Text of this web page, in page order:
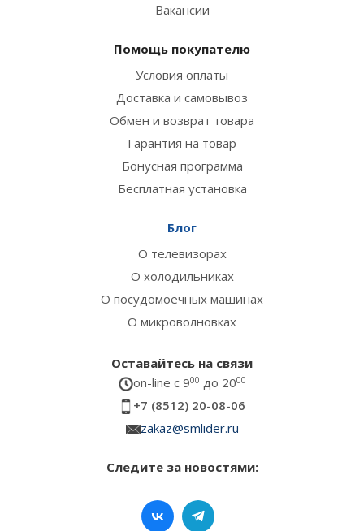
Вакансии
Помощь покупателю
Условия оплаты
Доставка и самовывоз
Обмен и возврат товара
Гарантия на товар
Бонусная программа
Бесплатная установка
Блог
О телевизорах
О холодильниках
О посудомоечных машинах
О микроволновках
Оставайтесь на связи
on-line c 900 до 2000
+7 (8512) 20-08-06
zakaz@smlider.ru
Следите за новостями: